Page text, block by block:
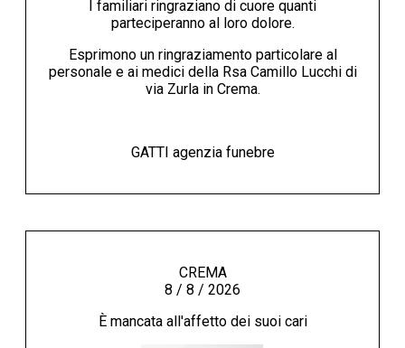
I familiari ringraziano di cuore quanti
parteciperanno al loro dolore.
Esprimono un ringraziamento particolare al
personale e ai medici della Rsa Camillo Lucchi di
via Zurla in Crema.
GATTI agenzia funebre
CREMA
8 / 8 / 2026
È mancata all'affetto dei suoi cari